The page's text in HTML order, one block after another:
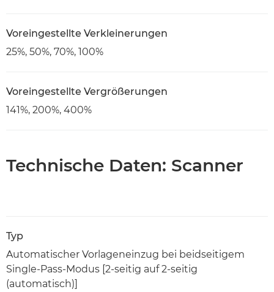
Voreingestellte Verkleinerungen
25%, 50%, 70%, 100%
Voreingestellte Vergrößerungen
141%, 200%, 400%
Technische Daten: Scanner
Typ
Automatischer Vorlageneinzug bei beidseitigem
Single-Pass-Modus [2-seitig auf 2-seitig
(automatisch)]